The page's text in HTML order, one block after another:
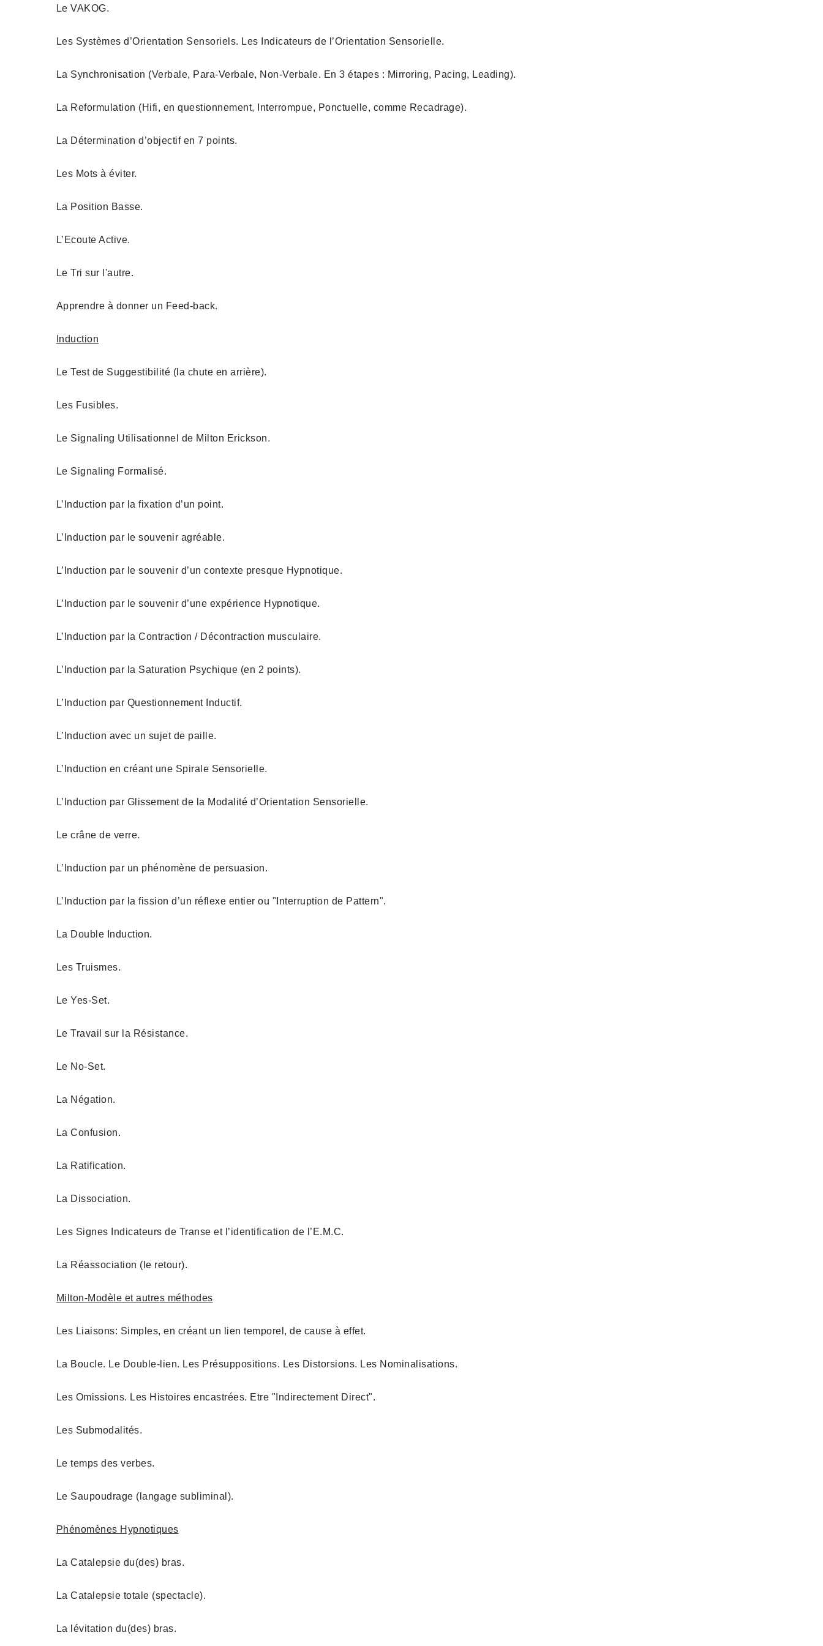
Le VAKOG.
Les Systèmes d’Orientation Sensoriels. Les Indicateurs de l’Orientation Sensorielle.
La Synchronisation (Verbale, Para-Verbale, Non-Verbale. En 3 étapes : Mirroring, Pacing, Leading).
La Reformulation (Hifi, en questionnement, Interrompue, Ponctuelle, comme Recadrage).
La Détermination d’objectif en 7 points.
Les Mots à éviter.
La Position Basse.
L’Ecoute Active.
Le Tri sur l'autre.
Apprendre à donner un Feed-back.
Induction
Le Test de Suggestibilité (la chute en arrière).
Les Fusibles.
Le Signaling Utilisationnel de Milton Erickson.
Le Signaling Formalisé.
L’Induction par la fixation d’un point.
L’Induction par le souvenir agréable.
L’Induction par le souvenir d’un contexte presque Hypnotique.
L’Induction par le souvenir d’une expérience Hypnotique.
L’Induction par la Contraction / Décontraction musculaire.
L’Induction par la Saturation Psychique (en 2 points).
L’Induction par Questionnement Inductif.
L’Induction avec un sujet de paille.
L’Induction en créant une Spirale Sensorielle.
L’Induction par Glissement de la Modalité d’Orientation Sensorielle.
Le crâne de verre.
L’Induction par un phénomène de persuasion.
L’Induction par la fission d’un réflexe entier ou "Interruption de Pattern".
La Double Induction.
Les Truismes.
Le Yes-Set.
Le Travail sur la Résistance.
Le No-Set.
La Négation.
La Confusion.
La Ratification.
La Dissociation.
Les Signes Indicateurs de Transe et l’identification de l’E.M.C.
La Réassociation (le retour).
Milton-Modèle et autres méthodes
Les Liaisons: Simples, en créant un lien temporel, de cause à effet.
La Boucle. Le Double-lien. Les Présuppositions. Les Distorsions. Les Nominalisations.
Les Omissions. Les Histoires encastrées. Etre "Indirectement Direct".
Les Submodalités.
Le temps des verbes.
Le Saupoudrage (langage subliminal).
Phénomènes Hypnotiques
La Catalepsie du(des) bras.
La Catalepsie totale (spectacle).
La lévitation du(des) bras.